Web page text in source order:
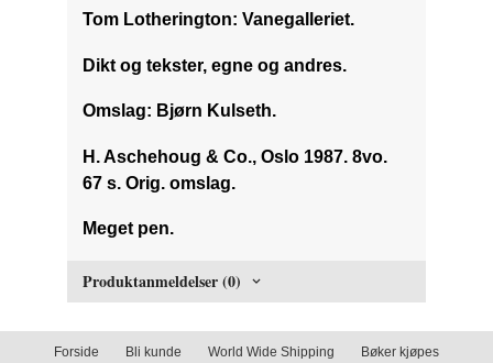
Tom Lotherington: Vanegalleriet.
Dikt og tekster, egne og andres.
Omslag: Bjørn Kulseth.
H. Aschehoug & Co., Oslo 1987. 8vo.
67 s. Orig. omslag.
Meget pen.
Produktanmeldelser (0)
Forside Bli kunde World Wide Shipping Bøker kjøpes